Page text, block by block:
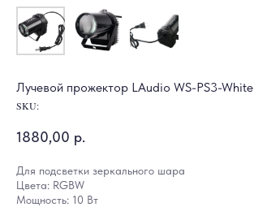
Лучевой прожектор LAudio WS-PS3-White
SKU:
1880,00 р.
Для подсветки зеркального шара
Цвета: RGBW
Мощность: 10 Вт